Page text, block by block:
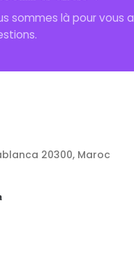
sommes là pour vous
20300, Maroc